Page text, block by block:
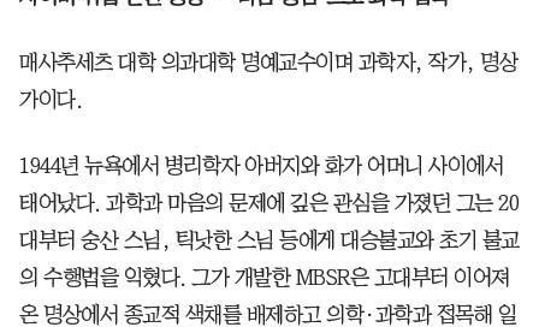
매사추세츠 대학 의과대학 명예교수이며 과학자, 작가, 명상
가이다.
1944년 뉴욕에서 병리학자 아버지와 화가 어머니 사이에서
태어났다. 과학과 마음의 문제에 깊은 관심을 가졌던 그는 20
대부터 숭산 스님, 틱낫한 스님 등에게 대승불교와 초기 불교
의 수행법을 익혔다. 그가 개발한 MBSR은 고대부터 이어져
온 명상에서 종교적 색채를 배제하고 의학·과학과 접목해 일